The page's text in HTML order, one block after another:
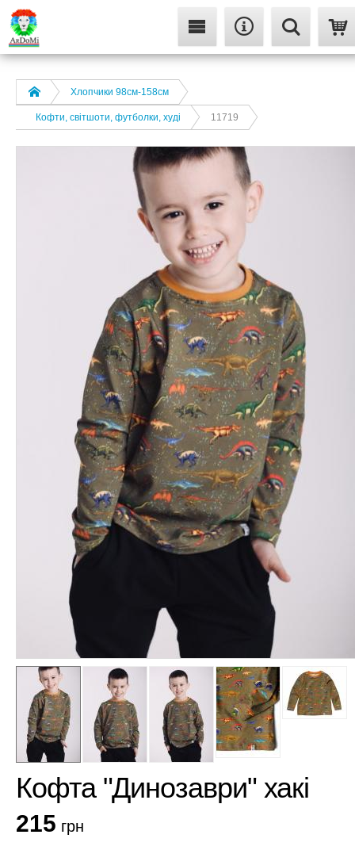
Хлопчики 98см-158см
Кофти, світшоти, футболки, худі 11719
Кофта "Динозаври" хакі
215 грн